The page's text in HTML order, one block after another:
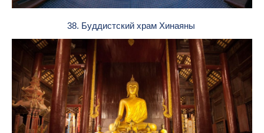
38. Буддистский храм Хинаяны